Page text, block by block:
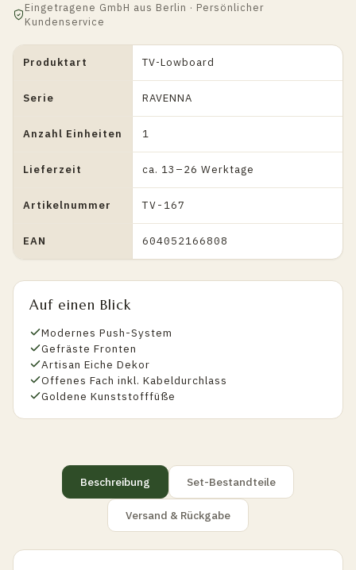
Eingetragene GmbH aus Berlin · Persönlicher
Kundenservice
Produktart TV-Lowboard
Serie RAVENNA
Anzahl Einheiten 1
Lieferzeit ca. 13–26 Werktage
Artikelnummer TV-167
EAN 604052166808
Auf einen Blick
Modernes Push-System
Gefräste Fronten
Artisan Eiche Dekor
Offenes Fach inkl. Kabeldurchlass
Goldene Kunststofffüße
Beschreibung Set-Bestandteile
Versand & Rückgabe